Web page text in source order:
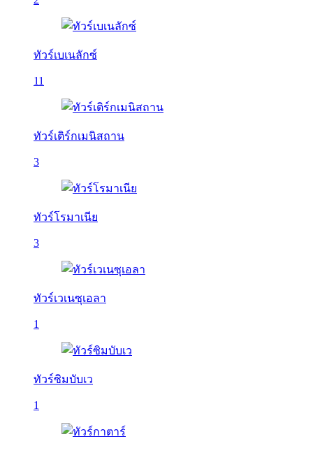
ทัวร์เบเนลักซ์
11
ทัวร์เติร์กเมนิสถาน
3
ทัวร์โรมาเนีย
3
ทัวร์เวเนซุเอลา
1
ทัวร์ซิมบับเว
1